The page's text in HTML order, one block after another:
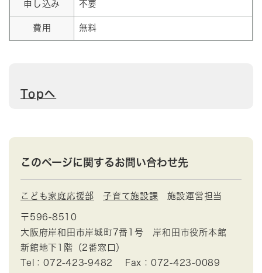
申し込み 不要
費用 無料
Topへ
このページに関するお問い合わせ先
こども家庭応援部 子育て施設課 施設運営担当
〒596-8510
大阪府岸和田市岸城町7番1号 岸和田市役所本館
新館地下1階（2番窓口）
Tel：072-423-9482
Fax：072-423-0089